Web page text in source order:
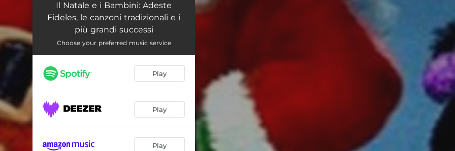
Notte di Natale 01:57
Lettera a Pinocchio
Buon Natale a tutto il mondo 02:44
Pastorale 02:36
Oh mein papa 03:43
Il Natale e i Bambini: Adeste
Fideles, le canzoni tradizionali e i
più grandi successi
Choose your preferred music service
Play
Play
Play